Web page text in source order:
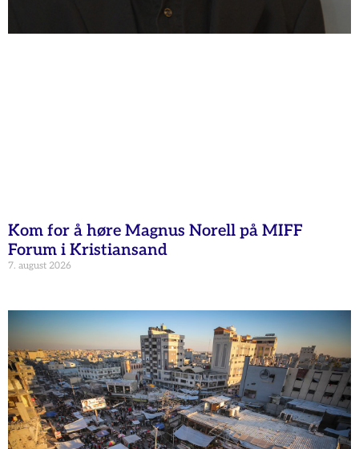
Kom for å høre Magnus Norell på MIFF
Forum i Kristiansand
7. august 2026